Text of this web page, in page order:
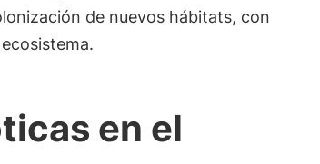
de nuevos hábitats, con
en el